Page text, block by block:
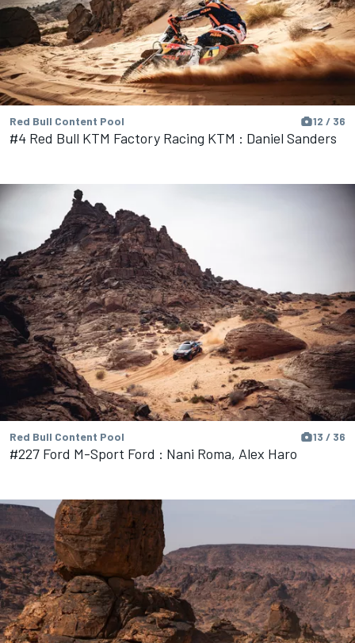
Red Bull Content Pool 12 / 36
#4 Red Bull KTM Factory Racing KTM : Daniel Sanders
Red Bull Content Pool 13 / 36
#227 Ford M-Sport Ford : Nani Roma, Alex Haro